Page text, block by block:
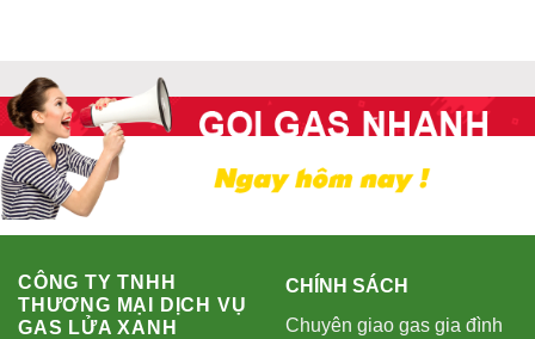
CÔNG TY TNHH
THƯƠNG MẠI DỊCH VỤ
GAS LỬA XANH
CHÍNH SÁCH
Chuyên giao gas gia đình